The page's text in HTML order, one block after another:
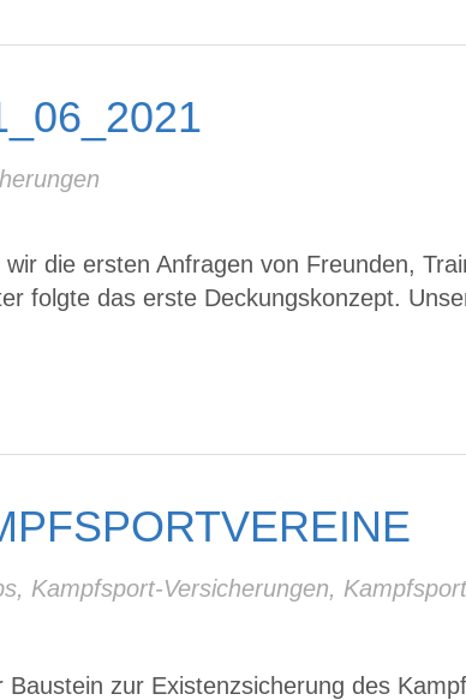
die ersten Anfragen von Freunden,
folgte das erste Deckungskonzept.
, Kampfsport-Versicherungen,
zur Existenzsicherung des